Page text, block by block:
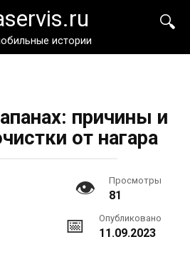
истории
причины и
от нагара
Просмотры
81
Опубликовано
11.09.2023